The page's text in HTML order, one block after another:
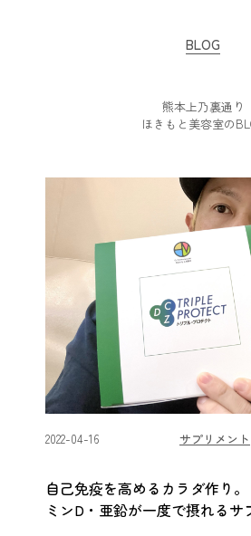
BLOG
熊本上乃裏通り
ほきもと美容室の
2022-04-16 サプリメント
自己免疫を高めるカラダ作り
ミンD・亜鉛が一度で摂れるサ